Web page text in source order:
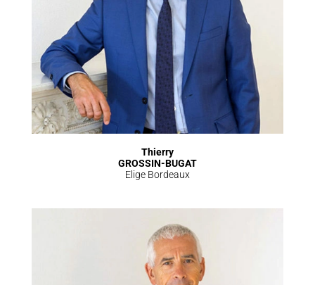
Thierry
GROSSIN-BUGAT
Elige Bordeaux